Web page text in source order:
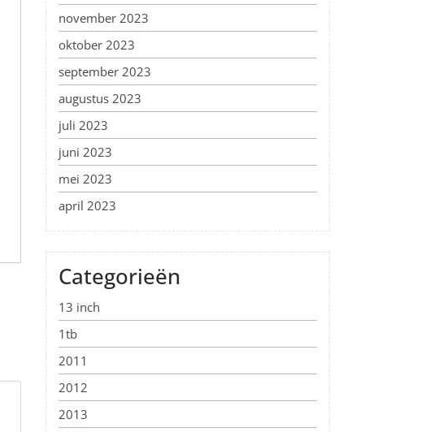
november 2023
oktober 2023
september 2023
augustus 2023
juli 2023
juni 2023
mei 2023
april 2023
Categorieën
13 inch
1tb
2011
2012
2013